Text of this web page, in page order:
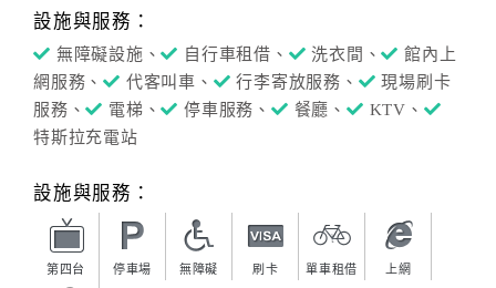
設施與服務：
無障礙設施、 自行車租借、 洗衣間、
館內上
網服務、
代客叫車、 行李寄放服務、
現場刷卡
服務、
電梯、 停車服務、 餐廳、
KTV、
特斯拉充電站
設施與服務：
第四台 停車場 無障礙 刷卡 單車租借 上網